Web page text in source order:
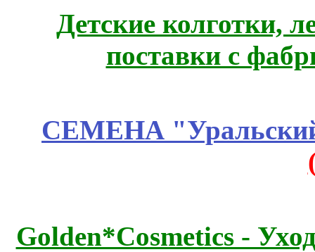
Детские колготки,
поставки с
СЕМЕНА
Golden*Cosmetics -